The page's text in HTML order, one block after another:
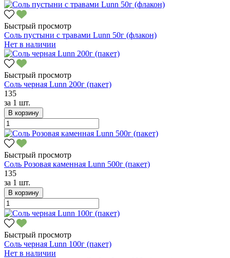
Быстрый просмотр
Соль пустыни с травами Lunn 50г (флакон)
Нет в наличии
Быстрый просмотр
Соль черная Lunn 200г (пакет)
135
за 1 шт.
В корзину
Быстрый просмотр
Соль Розовая каменная Lunn 500г (пакет)
135
за 1 шт.
В корзину
Быстрый просмотр
Соль черная Lunn 100г (пакет)
Нет в наличии